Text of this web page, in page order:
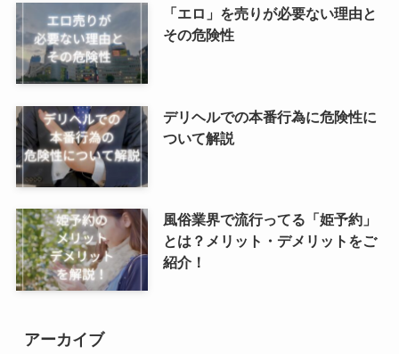
「エロ」を売りが必要ない理由と
その危険性
デリヘルでの本番行為に危険性に
ついて解説
風俗業界で流行ってる「姫予約」
とは？メリット・デメリットをご
紹介！
アーカイブ